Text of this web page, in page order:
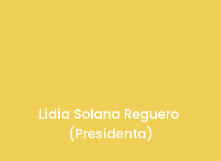
Lidia Solana Reguero
(Presidenta)